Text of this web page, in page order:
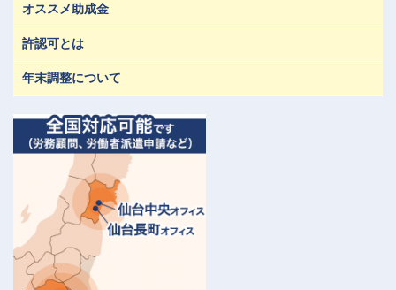
オススメ助成金
許認可とは
年末調整について